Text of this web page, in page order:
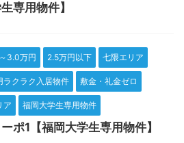
専用物件】
3.0万円 2.5万円以下 七隈エリア
ラクラク入居物件 敷金・礼金ゼロ
ア 福岡大学生専用物件
ポ1【福岡大学生専用物件】